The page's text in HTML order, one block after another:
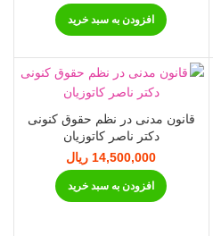
قیمت فعلی:
17,500,000 ریال.
افزودن به سبد خرید
قانون مدنی در نظم حقوق کنونی
دکتر ناصر کاتوزیان
14,500,000 ریال
افزودن به سبد خرید